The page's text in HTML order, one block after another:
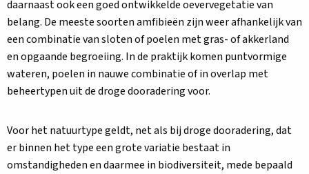
daarnaast ook een goed ontwikkelde oevervegetatie van
belang. De meeste soorten amfibieën zijn weer afhankelijk van
een combinatie van sloten of poelen met gras- of akkerland
en opgaande begroeiing. In de praktijk komen puntvormige
wateren, poelen in nauwe combinatie of in overlap met
beheertypen uit de droge dooradering voor.
Voor het natuurtype geldt, net als bij droge dooradering, dat
er binnen het type een grote variatie bestaat in
omstandigheden en daarmee in biodiversiteit, mede bepaald